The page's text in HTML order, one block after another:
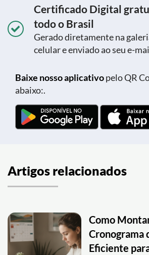
Certificado Digital
todo o Brasil
Gerado diretamente na
celular e enviado ao seu e-
Baixe nosso aplicativopelo QR
abaixo:.
Artigos relacionados
Como
Cronograma
Eficiente